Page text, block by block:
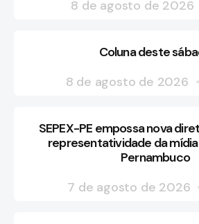
8 de agosto de 2026
Coluna deste
8 de agosto de 2026
SEPEX-PE empossa nova
representatividade da
Pernambuco
7 de agosto de 2026